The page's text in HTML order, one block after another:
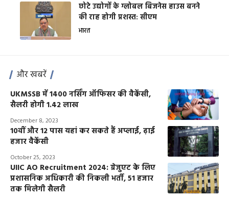
छोटे उद्योगों के ग्लोबल बिजनेस हाउस बनने
की राह होगी प्रशस्त: सीएम
भारत
और खबरें
UKMSSB में 1400 नर्सिंग ऑफिसर की वैकेंसी,
सैलरी होगी 1.42 लाख
December 8, 2023
10वीं और 12 पास यहां कर सकते हैं अप्लाई, ढ़ाई
हजार वैकेंसी
October 25, 2023
UIIC AO Recruitment 2024: ग्रेजुएट के लिए
प्रशासनिक अधिकारी की निकली भर्ती, 51 हजार
तक मिलेगी सैलरी